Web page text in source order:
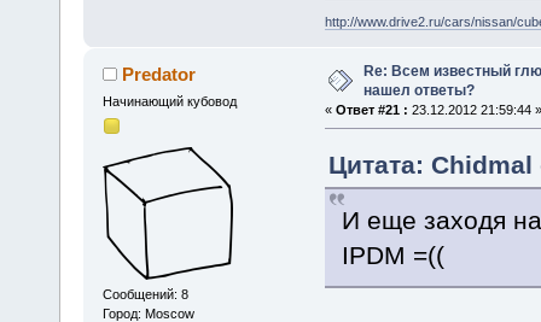
http://www.drive2.ru/cars/nissan/
Predator
Начинающий кубовод
Сообщений: 8
Город: Moscow
Re: Всем известный
нашел ответы?
« Ответ #21 : 23.12.2012 21:59:44 »
Цитата: Chidmal
И еще заходя
IPDM =((